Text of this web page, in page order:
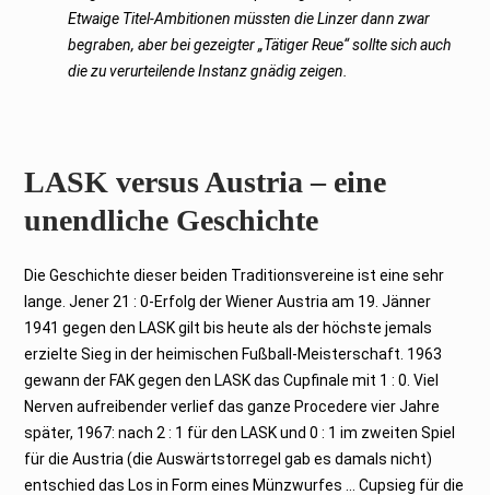
Etwaige Titel-Ambitionen müssten die Linzer dann zwar
begraben, aber bei gezeigter „Tätiger Reue“ sollte sich auch
die zu verurteilende Instanz gnädig zeigen.
LASK versus Austria – eine
unendliche Geschichte
Die Geschichte dieser beiden Traditionsvereine ist eine sehr
lange. Jener 21 : 0-Erfolg der Wiener Austria am 19. Jänner
1941 gegen den LASK gilt bis heute als der höchste jemals
erzielte Sieg in der heimischen Fußball-Meisterschaft. 1963
gewann der FAK gegen den LASK das Cupfinale mit 1 : 0. Viel
Nerven aufreibender verlief das ganze Procedere vier Jahre
später, 1967: nach 2 : 1 für den LASK und 0 : 1 im zweiten Spiel
für die Austria (die Auswärtstorregel gab es damals nicht)
entschied das Los in Form eines Münzwurfes … Cupsieg für die